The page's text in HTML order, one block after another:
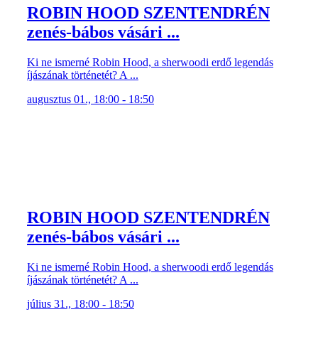
ROBIN HOOD SZENTENDRÉN
zenés-bábos vásári ...
Ki ne ismerné Robin Hood, a sherwoodi erdő legendás
íjászának történetét? A ...
augusztus 01., 18:00 - 18:50
ROBIN HOOD SZENTENDRÉN
zenés-bábos vásári ...
Ki ne ismerné Robin Hood, a sherwoodi erdő legendás
íjászának történetét? A ...
július 31., 18:00 - 18:50